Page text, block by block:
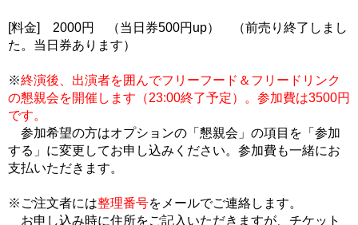
[料金] 2000円 （当日券500円up）
（前売り終了しまし
た。当日券あります）
※終演後、出演者を囲んでフリーフード＆フリードリンク
の懇親会を開催します（23:00終了予定）。参加費は3500円
です。
参加希望の方はオプションの「懇親会」の項目を「参加
する」に変更してお申し込みください。参加費も一緒にお
支払いただきます。
※ご注文者には整理番号をメールでご連絡します。
お申し込み時に住所をご記入いただきますが、チケット